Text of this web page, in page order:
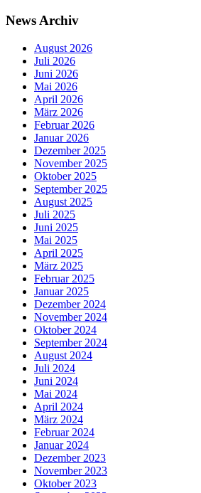
News Archiv
August 2026
Juli 2026
Juni 2026
Mai 2026
April 2026
März 2026
Februar 2026
Januar 2026
Dezember 2025
November 2025
Oktober 2025
September 2025
August 2025
Juli 2025
Juni 2025
Mai 2025
April 2025
März 2025
Februar 2025
Januar 2025
Dezember 2024
November 2024
Oktober 2024
September 2024
August 2024
Juli 2024
Juni 2024
Mai 2024
April 2024
März 2024
Februar 2024
Januar 2024
Dezember 2023
November 2023
Oktober 2023